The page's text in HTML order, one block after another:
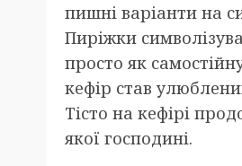
пишні варіанти на
Пиріжки
просто як
кефір став
Тісто на кефірі
якої господині.